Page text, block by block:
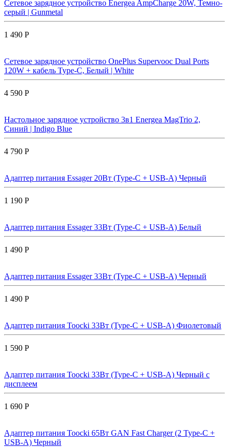
Сетевое зарядное устройство Energea AmpCharge 20W, Темно-
серый | Gunmetal
1 490 Р
Сетевое зарядное устройство OnePlus Supervooc Dual Ports
120W + кабель Type-C, Белый | White
4 590 Р
Настольное зарядное устройство 3в1 Energea MagTrio 2,
Синий | Indigo Blue
4 790 Р
Адаптер питания Essager 20Вт (Type-C + USB-A) Черный
1 190 Р
Адаптер питания Essager 33Вт (Type-C + USB-A) Белый
1 490 Р
Адаптер питания Essager 33Вт (Type-C + USB-A) Черный
1 490 Р
Адаптер питания Toocki 33Вт (Type-C + USB-A) Фиолетовый
1 590 Р
Адаптер питания Toocki 33Вт (Type-C + USB-A) Черный с
дисплеем
1 690 Р
Адаптер питания Toocki 65Вт GAN Fast Charger (2 Type-C +
USB-A) Черный